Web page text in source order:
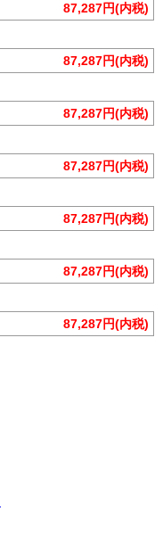
87,287円(内税)
87,287円(内税)
87,287円(内税)
87,287円(内税)
87,287円(内税)
87,287円(内税)
87,287円(内税)